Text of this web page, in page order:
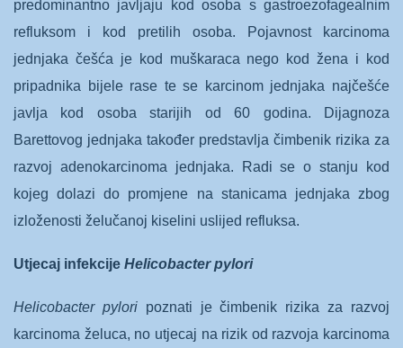
predominantno javljaju kod osoba s gastroezofagealnim
refluksom i kod pretilih osoba. Pojavnost karcinoma
jednjaka češća je kod muškaraca nego kod žena i kod
pripadnika bijele rase te se karcinom jednjaka najčešće
javlja kod osoba starijih od 60 godina. Dijagnoza
Barettovog jednjaka također predstavlja čimbenik rizika za
razvoj adenokarcinoma jednjaka. Radi se o stanju kod
kojeg dolazi do promjene na stanicama jednjaka zbog
izloženosti želučanoj kiselini uslijed refluksa.
Utjecaj infekcije Helicobacter pylori
Helicobacter pyloripoznati je čimbenik rizika za razvoj
karcinoma želuca, no utjecaj na rizik od razvoja karcinoma